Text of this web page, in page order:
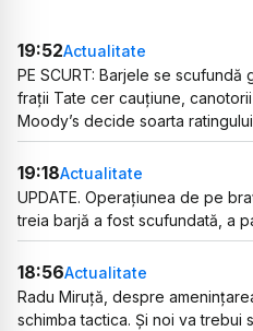
19:52Actualitate
PE SCURT: Barjele se scufundă
frații Tate cer cauțiune,
Moody’s decide soarta
19:18Actualitate
UPDATE. Operațiunea de pe
treia barjă a fost scufundată, a
18:56Actualitate
Radu Miruță, despre
schimba tactica. Și noi va trebui